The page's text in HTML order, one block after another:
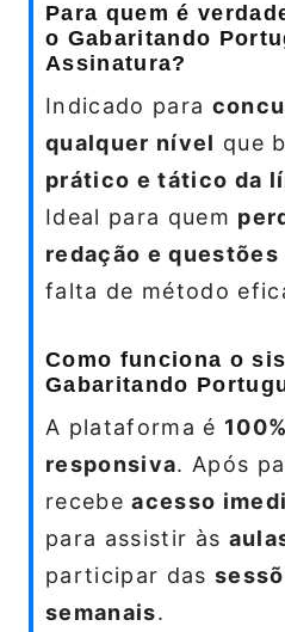
Para quem é
o Gabaritando
Assinatura?
Indicado para
qualquer nível que
prático e tático da
Ideal para quem
redação e
falta de método
Como funciona o
Gabaritando
A plataforma é
responsiva. Após
recebeacesso
para assistir às
participar das
semanais.